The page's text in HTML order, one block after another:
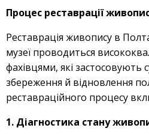
Процес реставрації
Реставрація живопису в
музеї проводиться
фахівцями, які застосовують
збереження й відновлення
реставраційного процесу
1. Діагностика стану